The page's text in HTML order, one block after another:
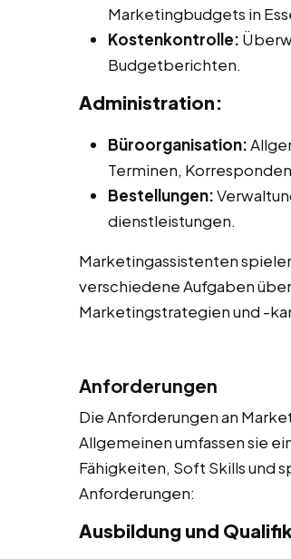
Marketingbudgets in
Kostenkontrolle:
Budgetberichten.
Administration:
Büroorganisation:
Terminen,
Bestellungen:
dienstleistungen.
Marketingassistenten
verschiedene Aufgaben
Marketingstrategien und -
Anforderungen
Die Anforderungen an
Allgemeinen umfassen sie
Fähigkeiten, Soft Skills und
Anforderungen:
Ausbildung und